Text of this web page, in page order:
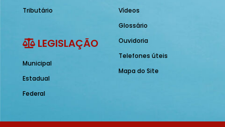
Tributário
LEGISLAÇÃO
Municipal
Estadual
Federal
Vídeos
Glossário
Ouvidoria
Telefones úteis
Mapa do Site